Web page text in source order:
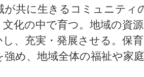
が共に生きるコミュニティ
化の中で育つ。地域の資
、充実・発展させる。保
め、地域全体の福祉や家